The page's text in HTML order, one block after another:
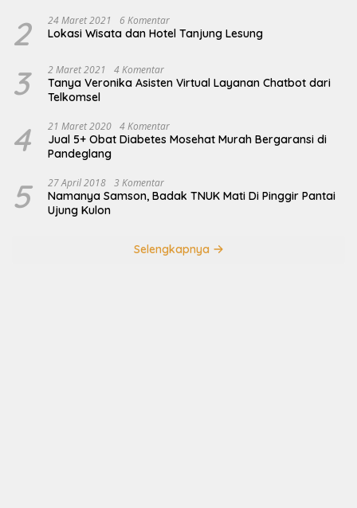
2 24 Maret 2021 6 Komentar
Lokasi Wisata dan Hotel Tanjung Lesung
3 2 Maret 2021 4 Komentar
Tanya Veronika Asisten Virtual Layanan Chatbot dari
Telkomsel
4 21 Maret 2020 4 Komentar
Jual 5+ Obat Diabetes Mosehat Murah Bergaransi di
Pandeglang
5 27 April 2018 3 Komentar
Namanya Samson, Badak TNUK Mati Di Pinggir Pantai
Ujung Kulon
Selengkapnya